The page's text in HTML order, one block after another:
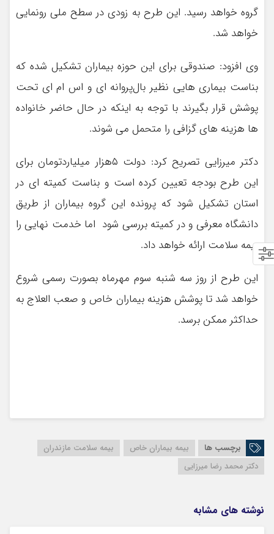
گروه خواهد رسید. این طرح به زودی در سطح ملی رونمایی
خواهد شد.
وی افزود: صندوقی برای این حوزه بیماران تشکیل شده که
بناست بیماری هایی نظیر بال‌پروانه ای و اس ام ای تحت
پوشش قرار بگیرند با توجه به اینکه در حال حاضر خانواده
ها هزینه های گزافی را متحمل می شوند.
دکتر میرزایی تصریح کرد: دولت ۵هزار میلیاردتومان برای
این طرح بودجه تعیین کرده است و بناست کمیته ای در
استان تشکیل شود که پرونده این گروه بیماران از طریق
دانشگاه معرفی و در کمیته بررسی شود اما خدمت نهایی را
بیمه سلامت ارائه خواهد داد.
این طرح از روز سه شنبه سوم مهرماه بصورت رسمی شروع
خواهد شد تا پوشش هزینه بیماران خاص و صعب العلاج به
حداکثر ممکن برسد.
برچسب ها بیمه بیماران خاص
بیمه سلامت مازندران
دکتر محمد رضا میرزایی
نوشته های مشابه